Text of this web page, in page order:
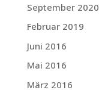
September 2020
Februar 2019
Juni 2016
Mai 2016
März 2016